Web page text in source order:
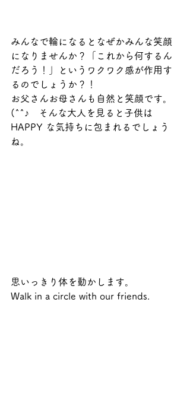
みんなで輪になるとなぜかみんな笑顔
になりませんか？「これから何するん
だろう！」というワクワク感が作用す
るのでしょうか？！
お父さんお母さんも自然と笑顔です。
(^^♪　そんな大人を見ると子供は
HAPPY な気持ちに包まれるでしょう
ね。
思いっきり体を動かします。
Walk in a circle with our friends.